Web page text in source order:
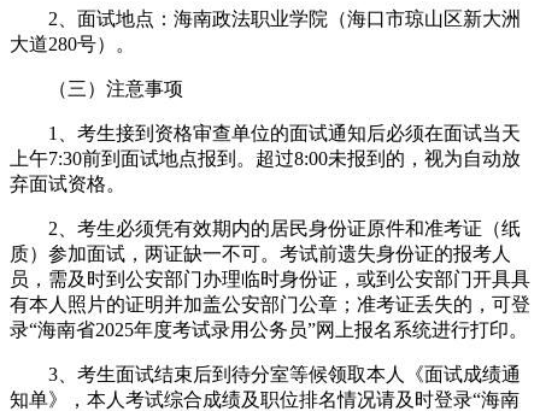
2、面试地点：海南政法职业学院（海口市琼山区新大洲
大道280号）。
（三）注意事项
1、考生接到资格审查单位的面试通知后必须在面试当天
上午7:30前到面试地点报到。超过8:00未报到的，视为自动放
弃面试资格。
2、考生必须凭有效期内的居民身份证原件和准考证（纸
质）参加面试，两证缺一不可。考试前遗失身份证的报考人
员，需及时到公安部门办理临时身份证，或到公安部门开具具
有本人照片的证明并加盖公安部门公章；准考证丢失的，可登
录“海南省2025年度考试录用公务员”网上报名系统进行打印。
3、考生面试结束后到待分室等候领取本人《面试成绩通
知单》，本人考试综合成绩及职位排名情况请及时登录“海南